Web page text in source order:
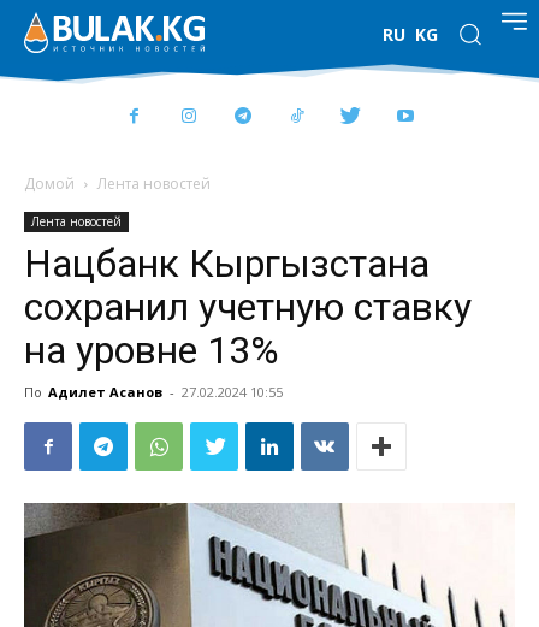
RU KG
Домой Лента новостей
Лента новостей
Нацбанк Кыргызстана
сохранил учетную ставку
на уровне 13%
По Адилет Асанов - 27.02.2024 10:55